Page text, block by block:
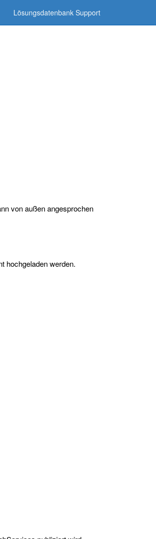
Lösungsdatenbank Support
von außen angesprochen
hochgeladen werden.